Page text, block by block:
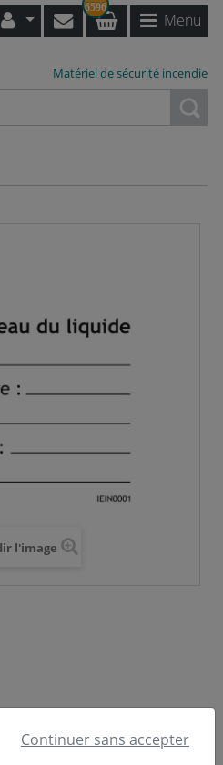
6596
Menu
Matériel de sécurité incendie
l'image
Continuer sans accepter